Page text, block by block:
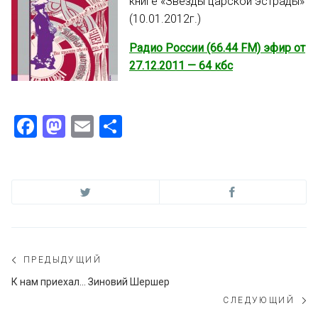
(10.01.2012г.)
Радио России (66.44 FM) эфир от
27.12.2011 — 64 кбс
Facebook
Mastodon
Email
Навигация
по
ПРЕДЫДУЩИЙ
Предыдущий
К нам приехал… Зиновий Шершер
СЛЕДУЮЩИЙ